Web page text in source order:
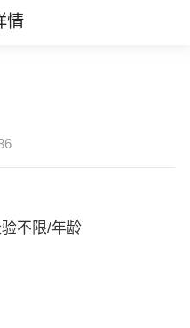
情
不限/年龄